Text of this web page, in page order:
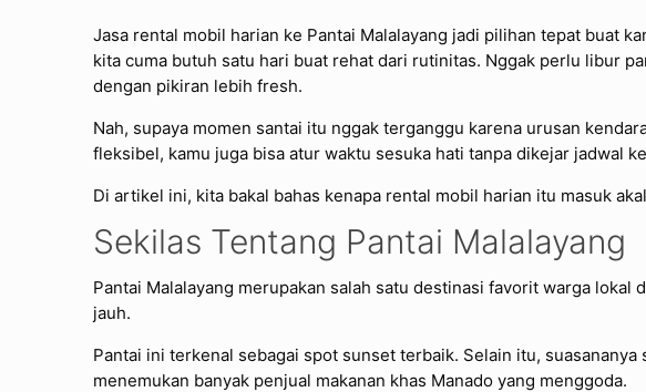
Jasa rental mobil harian ke Pantai Malalayang jadi pilihan tepat buat
kita cuma butuh satu hari buat rehat dari rutinitas. Nggak perlu libur
dengan pikiran lebih fresh.
Nah, supaya momen santai itu nggak terganggu karena urusan
fleksibel, kamu juga bisa atur waktu sesuka hati tanpa dikejar jadwal
Di artikel ini, kita bakal bahas kenapa rental mobil harian itu masuk
Sekilas Tentang Pantai Malalayang
Pantai Malalayang merupakan salah satu destinasi favorit warga lokal
jauh.
Pantai ini terkenal sebagai spot sunset terbaik. Selain itu,
menemukan banyak penjual makanan khas Manado yang menggoda.